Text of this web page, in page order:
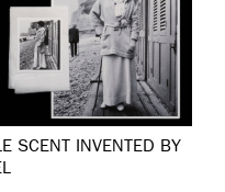
SCENT INVENTED BY